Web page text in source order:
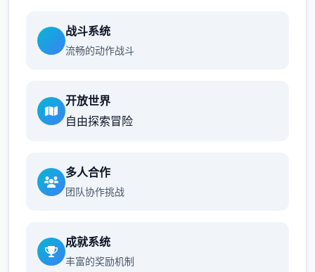
战斗系统
流畅的动作战斗
开放世界
自由探索冒险
多人合作
团队协作挑战
成就系统
丰富的奖励机制